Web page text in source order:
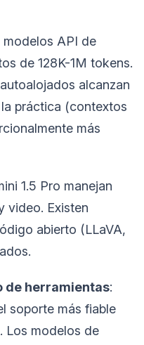
modelos API de
de 128K-1M tokens.
alcanzan
práctica (contextos
más
1.5 Pro manejan
video. Existen
abierto (LLaVA,
de herramientas:
soporte más fiable
Los modelos de